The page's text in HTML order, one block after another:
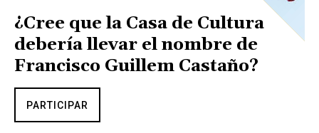
¿Cree que la Casa de Cultura
debería llevar el nombre de
Francisco Guillem Castaño?
PARTICIPAR